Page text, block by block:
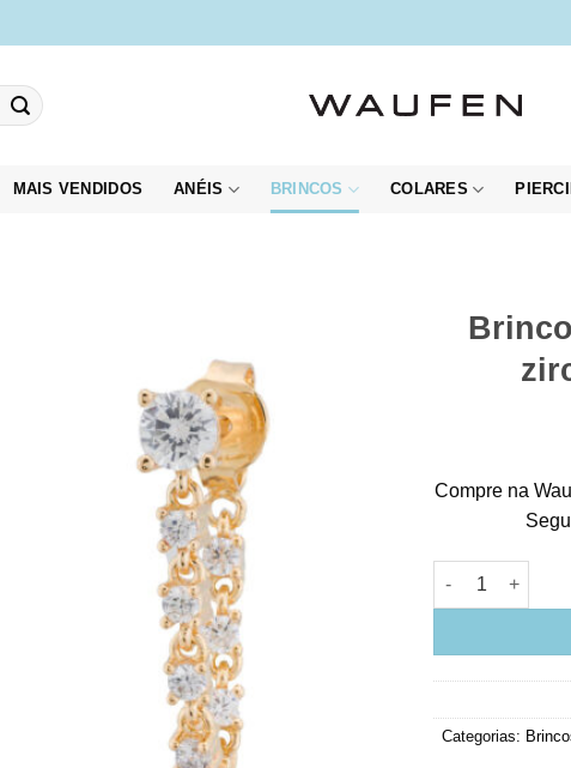
MAIS VENDIDOS ANÉIS BRINCOS COLARES
Compre na
Brinco de
Categorias: